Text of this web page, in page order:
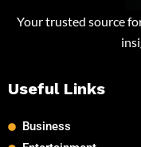
Your trusted source
Useful Links
Business